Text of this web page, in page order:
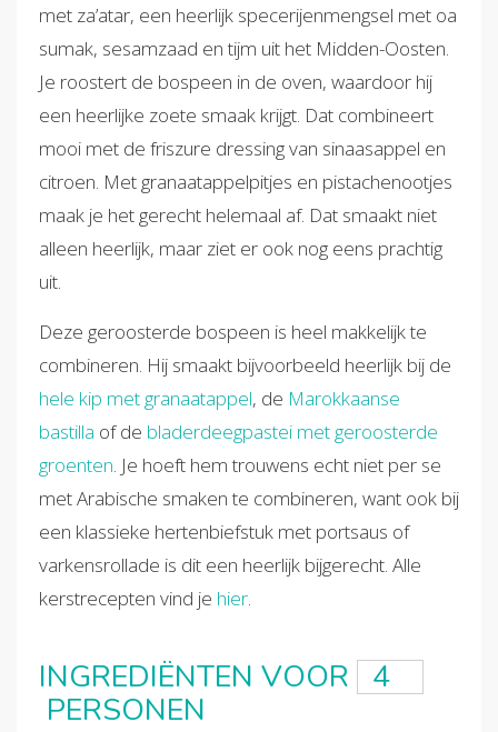
met za’atar, een heerlijk specerijenmengsel met oa
sumak, sesamzaad en tijm uit het Midden-Oosten.
Je roostert de bospeen in de oven, waardoor hij
een heerlijke zoete smaak krijgt. Dat combineert
mooi met de friszure dressing van sinaasappel en
citroen. Met granaatappelpitjes en pistachenootjes
maak je het gerecht helemaal af. Dat smaakt niet
alleen heerlijk, maar ziet er ook nog eens prachtig
uit.
Deze geroosterde bospeen is heel makkelijk te
combineren. Hij smaakt bijvoorbeeld heerlijk bij de
hele kip met granaatappel, de Marokkaanse
bastilla of de bladerdeegpastei met geroosterde
groenten. Je hoeft hem trouwens echt niet per se
met Arabische smaken te combineren, want ook bij
een klassieke hertenbiefstuk met portsaus of
varkensrollade is dit een heerlijk bijgerecht. Alle
kerstrecepten vind je hier.
INGREDIËNTEN VOOR
PERSONEN